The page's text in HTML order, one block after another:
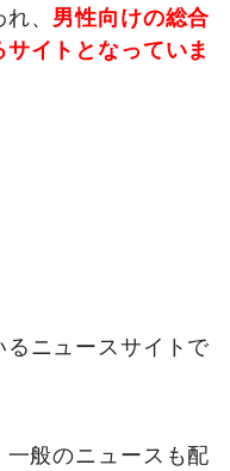
、 男性向けの総合
イトとなっていま
ニュースサイトで
般のニュースも配